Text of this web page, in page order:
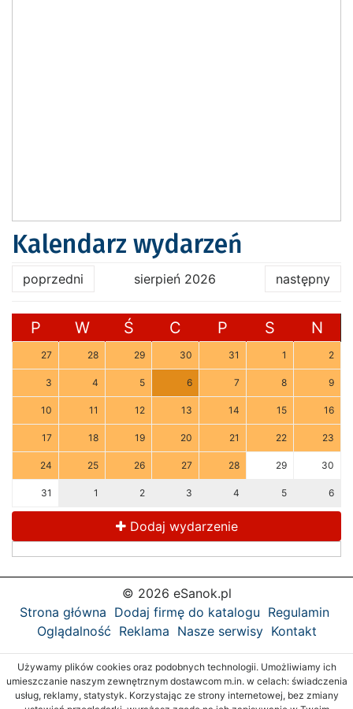
Kalendarz wydarzeń
poprzedni sierpień 2026 następny
P W Ś C P S N
27 28 29 30 31 1 2
3 4 5 6 7 8 9
10 11 12 13 14 15 16
17 18 19 20 21 22 23
24 25 26 27 28 29 30
31 1 2 3 4 5 6
Dodaj wydarzenie
© 2026 eSanok.pl
Strona główna Dodaj firmę do katalogu Regulamin
Oglądalność Reklama Nasze serwisy Kontakt
Używamy plików cookies oraz podobnych technologii. Umożliwiamy ich
umieszczanie naszym zewnętrznym dostawcom m.in. w celach: świadczenia
usług, reklamy, statystyk. Korzystając ze strony internetowej, bez zmiany